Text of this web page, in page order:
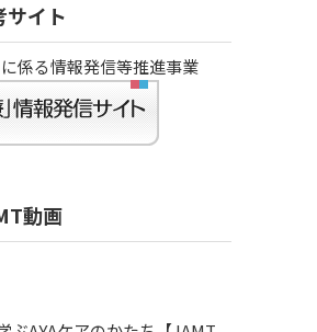
サイト
に係る情報発信等推進事業
動画